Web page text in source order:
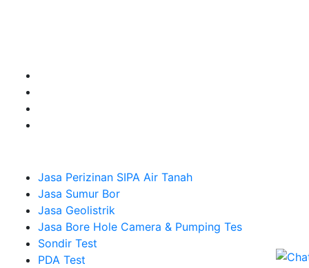
Jasa Perizinan SIPA Air Tanah
Jasa Sumur Bor
Jasa Geolistrik
Jasa Bore Hole Camera & Pumping Tes
Sondir Test
PDA Test